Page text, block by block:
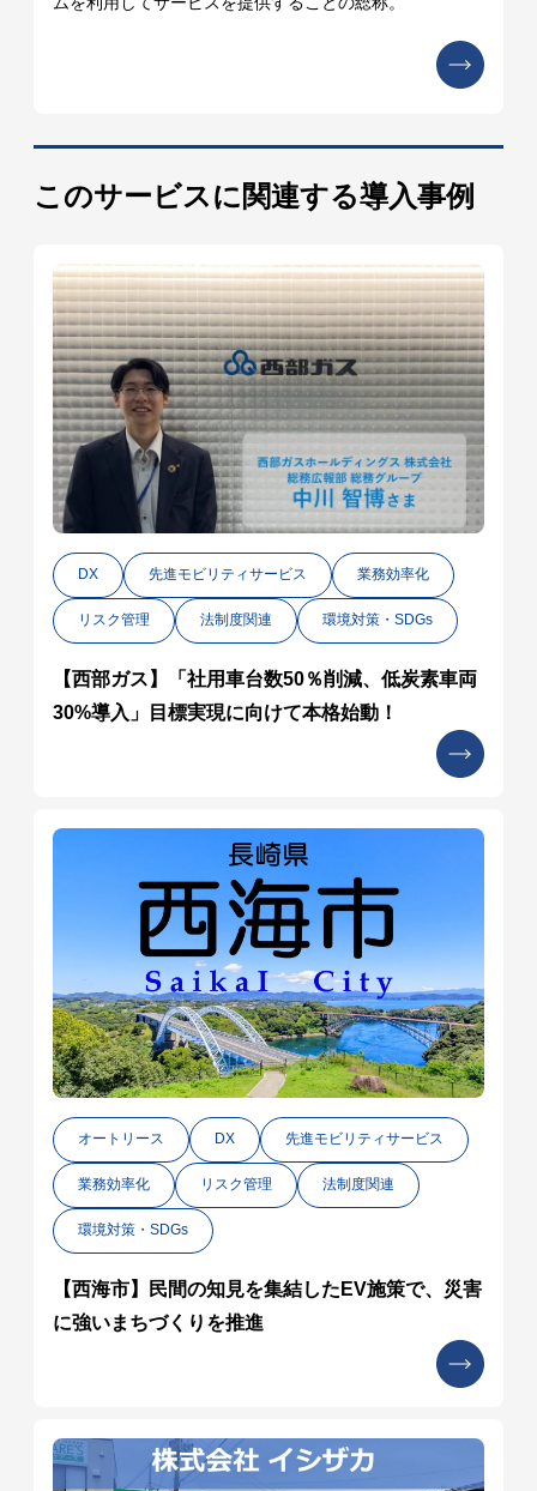
このサービスに関連する導入事例
DX 先進モビリティサービス 業務効率化
リスク管理 法制度関連 環境対策・SDGs
【西部ガス】「社用車台数50％削減、低炭素車両
30%導入」目標実現に向けて本格始動！
オートリース DX 先進モビリティサービス
業務効率化 リスク管理 法制度関連
環境対策・SDGs
【西海市】民間の知見を集結したEV施策で、災害
に強いまちづくりを推進